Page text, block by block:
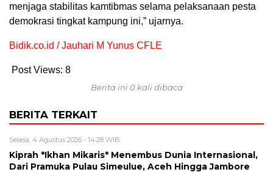
menjaga stabilitas kamtibmas selama pelaksanaan pesta
demokrasi tingkat kampung ini,” ujarnya.
Bidik.co.id / Jauhari M Yunus CFLE
Post Views: 8
Berita ini 0 kali dibaca
BERITA TERKAIT
Selasa, 4 Agustus 2026 - 14:28 WIB
Kiprah *Ikhan Mikaris* Menembus Dunia Internasional,
Dari Pramuka Pulau Simeulue, Aceh Hingga Jambore